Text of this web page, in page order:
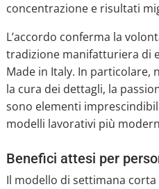
concentrazione e risultati
L’accordo conferma la
tradizione manifatturiera di
Made in Italy. In particolare,
la cura dei dettagli, la
sono elementi
modelli lavorativi più
Benefici attesi per
Il modello di settimana